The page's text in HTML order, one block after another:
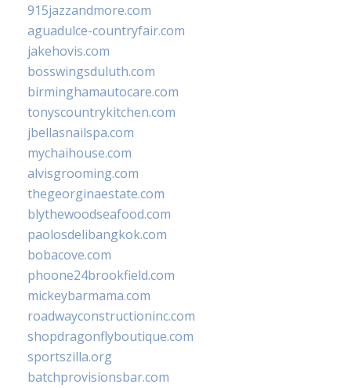
915jazzandmore.com
aguadulce-countryfair.com
jakehovis.com
bosswingsduluth.com
birminghamautocare.com
tonyscountrykitchen.com
jbellasnailspa.com
mychaihouse.com
alvisgrooming.com
thegeorginaestate.com
blythewoodseafood.com
paolosdelibangkok.com
bobacove.com
phoone24brookfield.com
mickeybarmama.com
roadwayconstructioninc.com
shopdragonflyboutique.com
sportszilla.org
batchprovisionsbar.com